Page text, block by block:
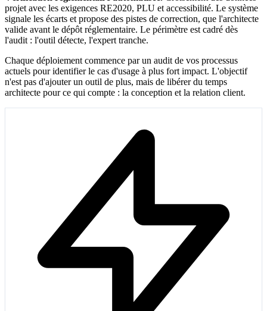
projet avec les exigences RE2020, PLU et accessibilité. Le système
signale les écarts et propose des pistes de correction, que l'architecte
valide avant le dépôt réglementaire. Le périmètre est cadré dès
l'audit : l'outil détecte, l'expert tranche.
Chaque déploiement commence par un audit de vos processus
actuels pour identifier le cas d'usage à plus fort impact. L'objectif
n'est pas d'ajouter un outil de plus, mais de libérer du temps
architecte pour ce qui compte : la conception et la relation client.